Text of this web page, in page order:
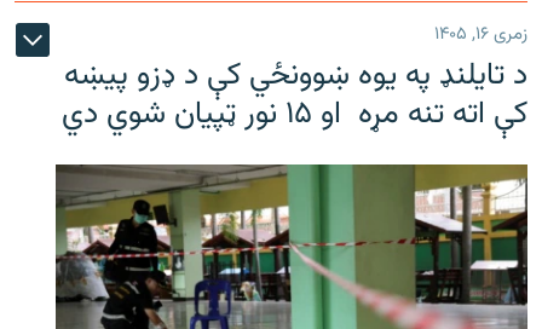
زمری ۱۶, ۱۴۰۵
د تایلنډ په یوه ښوونځي کې د ډزو پیښه
کې اته تنه مړه او ۱۵ نور ټپیان شوي دي